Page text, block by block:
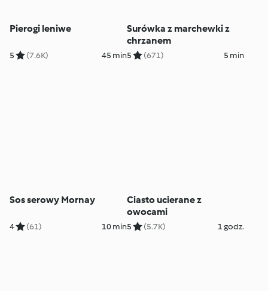
Pierogi leniwe
5 (7.6K) 45 min
Surówka z marchewki z
chrzanem
5 (671) 5 min
Sos serowy Mornay
4 (61) 10 min
Ciasto ucierane z
owocami
5 (5.7K) 1 godz.